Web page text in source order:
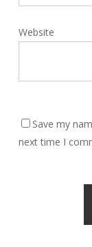
Website
Save my
next time I